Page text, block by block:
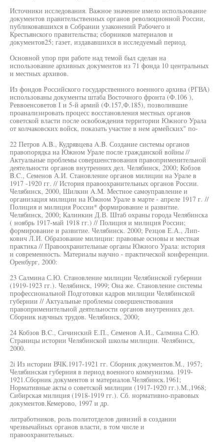
Источники исследования. Важное значение имело использование
документов правительственных органов революционной России,
публиковавшихся в Собрании узаконений Рабочего и
Крестьянского правительства; сборников материалов и
документов25; газет, издававшихся в исследуемый период.
Основной упор при работе над темой был сделан на
использование архивных документов из 71 фонда 10 центральных
и местных архивов.
Из фондов Российского государственного военного архива (РГВА)
использованы документы штаба Восточного фронта (Ф.106 ),
Реввоенсоветов I и 5-й армий (Ф.157,Ф.185), позволившие
проанализировать процесс восстановления местных органов
советской власти после освобождения территории Южного Урала
от колчаковских войск, показать участие в нем армейских" по-
22 Петров A.B., Кудрявцева A.B. Создание системы органов
правопорядка на Южном Урале после гражданской войны //
Актуальные проблемы совершенствования правоприменительной
деятельности органов внутренних дел. Челябинск, 2000; Кобзов
B.C., Семенов А.И. Становление органов милиции на Урале в
1917 -1920 гг. // История правоохранительных органов России.
Челябинск, 2000, Шилкнн A.M. Местное самоуправление и
организация милиции на Южном Урале в марте - апреле 1917 г. //
Полиция и милиция России* формирование и развитие.
Челябинск, 2000; Калинкин Д.В. Штаб охраны города Челябинска
( ноябрь 1917-май 1918 гг.) // Полиция и милиция России;
формирование и развитие. Челябинск. 2000; Резцов Е.А., Лип-
кович Л.И. Образование милиции: правовые основы и местная
практика // Правоохранительные органы Южного Урала: история
и современность. Материалы научно - практической конференции.
Оренбург, 2000:
23 Салмина С.Ю. Становление милиции Челябинской губернии
(1919-1923 гг.). Челябинск, 1999; Она же. Становление системы
профессиональной Подготовки кадров милиции Челябинской
губернии // Актуальные проблемы совершенствования
правоприменительной деятельности органов внутренних дел.
Сборник научных трудов. Челябинск, 2000;
24 Кобзов B.C., Сичинский Е.П., Семенов А.И., Салмина С.Ю.
Страницы истории Челябинской школы милиции. Челябинсх,
2000.
2i Из истории ВЧК.1917-1921 гг. Сборник документов.М., 1957;
Челябинская губерния в период военного коммунизма. 1919-
1921.Сборник документов и материалов.Челябинск.1961;
Нормативные акты о советской милиции (1917-1920 гг.).М.,1968;
Сибирская милиция (1918-1919 гг.). Сб. нормативно-правовых
документов.Кемерово, 1997 и др.
литработников, роль политотделов дивизий в создании
чрезвычайных органов власти, в том числе и
правоохранительных.